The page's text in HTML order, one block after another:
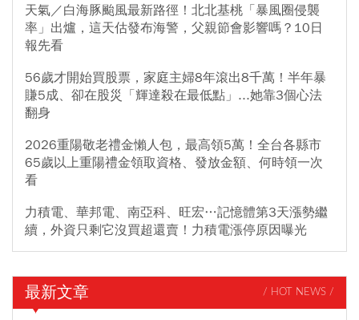
天氣／白海豚颱風最新路徑！北北基桃「暴風圈侵襲
率」出爐，這天估發布海警，父親節會影響嗎？10日
報先看
56歲才開始買股票，家庭主婦8年滾出8千萬！半年暴
賺5成、卻在股災「輝達殺在最低點」...她靠3個心法
翻身
2026重陽敬老禮金懶人包，最高領5萬！全台各縣市
65歲以上重陽禮金領取資格、發放金額、何時領一次
看
力積電、華邦電、南亞科、旺宏…記憶體第3天漲勢繼
續，外資只剩它沒買超還賣！力積電漲停原因曝光
最新文章 / HOT NEWS /